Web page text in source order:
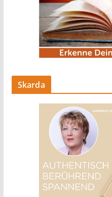
Skarda